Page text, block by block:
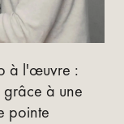
à l'œuvre :
à une
pointe